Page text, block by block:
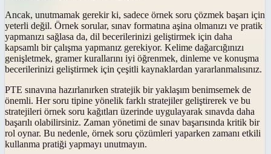
Ancak, unutmamak gerekir ki, sadece örnek soru çözmek başarı için
yeterli değil. Örnek sorular, sınav formatına aşina olmanızı ve pratik
yapmanızı sağlasa da, dil becerilerinizi geliştirmek için daha
kapsamlı bir çalışma yapmanız gerekiyor. Kelime dağarcığınızı
genişletmek, gramer kurallarını iyi öğrenmek, dinleme ve konuşma
becerilerinizi geliştirmek için çeşitli kaynaklardan yararlanmalısınız.
PTE sınavına hazırlanırken stratejik bir yaklaşım benimsemek de
önemli. Her soru tipine yönelik farklı stratejiler geliştirerek ve bu
stratejileri örnek soru kağıtları üzerinde uygulayarak sınavda daha
başarılı olabilirsiniz. Zaman yönetimi de sınav başarısında kritik bir
rol oynar. Bu nedenle, örnek soru çözümleri yaparken zamanı etkili
kullanma pratiği yapmayı unutmayın.